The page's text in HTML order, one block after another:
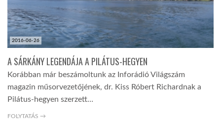
2016-06-26
A SÁRKÁNY LEGENDÁJA A PILÁTUS-HEGYEN
Korábban már beszámoltunk az Inforádió Világszám
magazin műsorvezetőjének, dr. Kiss Róbert Richardnak a
Pilátus-hegyen szerzett…
FOLYTATÁS →